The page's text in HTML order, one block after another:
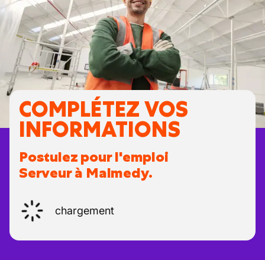
COMPLÉTEZ VOS
INFORMATIONS
Postulez pour l'emploi
Serveur à Malmedy.
chargement